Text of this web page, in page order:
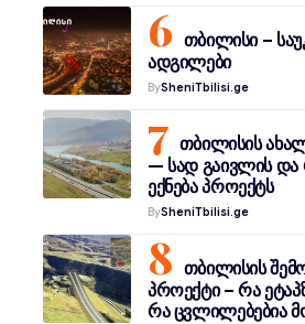
თბილისი –
ადგილები
BySheniTbilisi.ge
თბილისის
— სად გაივლის და
ექნება პროექტს
BySheniTbilisi.ge
თბილისის
პროექტი – რა
რა ცვლილებებია